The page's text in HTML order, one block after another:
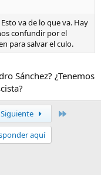
va de lo que va. Hay
confundir por el
para salvar el culo.
Sánchez? ¿Tenemos
Siguiente
aquí